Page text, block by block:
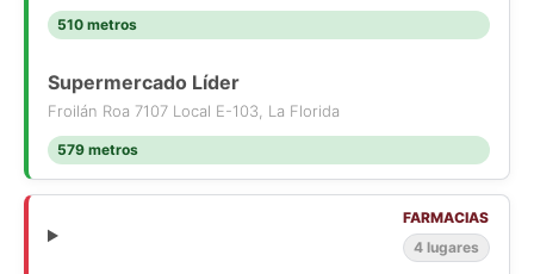
510 metros
Supermercado Líder
Froilán Roa 7107 Local E-103, La Florida
579 metros
FARMACIAS
4 lugares